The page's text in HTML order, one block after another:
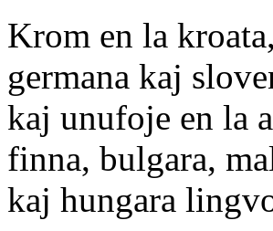
Krom en la
germana kaj
kaj unufoje en la
finna, bulgara,
kaj hungara